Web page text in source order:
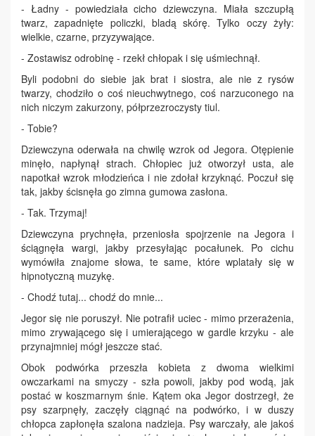
- Ładny - powiedziała cicho dziewczyna. Miała szczupłą
twarz, zapadnięte policzki, bladą skórę. Tylko oczy żyły:
wielkie, czarne, przyzywające.
- Zostawisz odrobinę - rzekł chłopak i się uśmiechnął.
Byli podobni do siebie jak brat i siostra, ale nie z rysów
twarzy, chodziło o coś nieuchwytnego, coś narzuconego na
nich niczym zakurzony, półprzezroczysty tiul.
- Tobie?
Dziewczyna oderwała na chwilę wzrok od Jegora. Otępienie
minęło, napłynął strach. Chłopiec już otworzył usta, ale
napotkał wzrok młodzieńca i nie zdołał krzyknąć. Poczuł się
tak, jakby ścisnęła go zimna gumowa zasłona.
- Tak. Trzymaj!
Dziewczyna prychnęła, przeniosła spojrzenie na Jegora i
ściągnęła wargi, jakby przesyłając pocałunek. Po cichu
wymówiła znajome słowa, te same, które wplatały się w
hipnotyczną muzykę.
- Chodź tutaj... chodź do mnie...
Jegor się nie poruszył. Nie potrafił uciec - mimo przerażenia,
mimo zrywającego się i umierającego w gardle krzyku - ale
przynajmniej mógł jeszcze stać.
Obok podwórka przeszła kobieta z dwoma wielkimi
owczarkami na smyczy - szła powoli, jakby pod wodą, jak
postać w koszmarnym śnie. Kątem oka Jegor dostrzegł, że
psy szarpnęły, zaczęły ciągnąć na podwórko, i w duszy
chłopca zapłonęła szalona nadzieja. Psy warczały, ale jakoś